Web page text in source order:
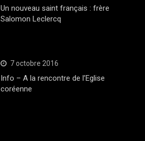
Un nouveau saint français : frère
Salomon Leclercq
7 octobre 2016
Info – A la rencontre de l’Eglise
coréenne